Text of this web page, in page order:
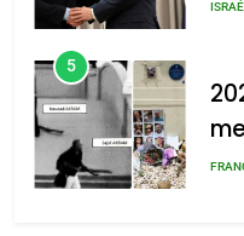
admin
5